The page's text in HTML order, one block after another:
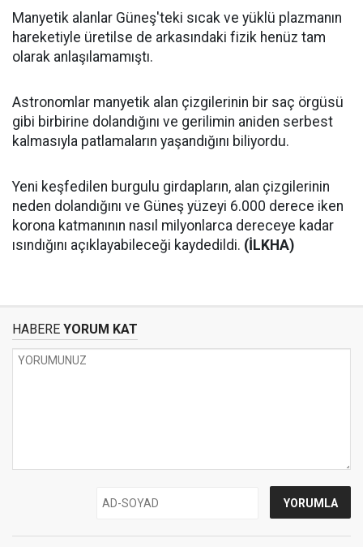
Manyetik alanlar Güneş'teki sıcak ve yüklü plazmanın
hareketiyle üretilse de arkasındaki fizik henüz tam
olarak anlaşılamamıştı.
Astronomlar manyetik alan çizgilerinin bir saç örgüsü
gibi birbirine dolandığını ve gerilimin aniden serbest
kalmasıyla patlamaların yaşandığını biliyordu.
Yeni keşfedilen burgulu girdapların, alan çizgilerinin
neden dolandığını ve Güneş yüzeyi 6.000 derece iken
korona katmanının nasıl milyonlarca dereceye kadar
ısındığını açıklayabileceği kaydedildi. (İLKHA)
HABERE YORUM KAT